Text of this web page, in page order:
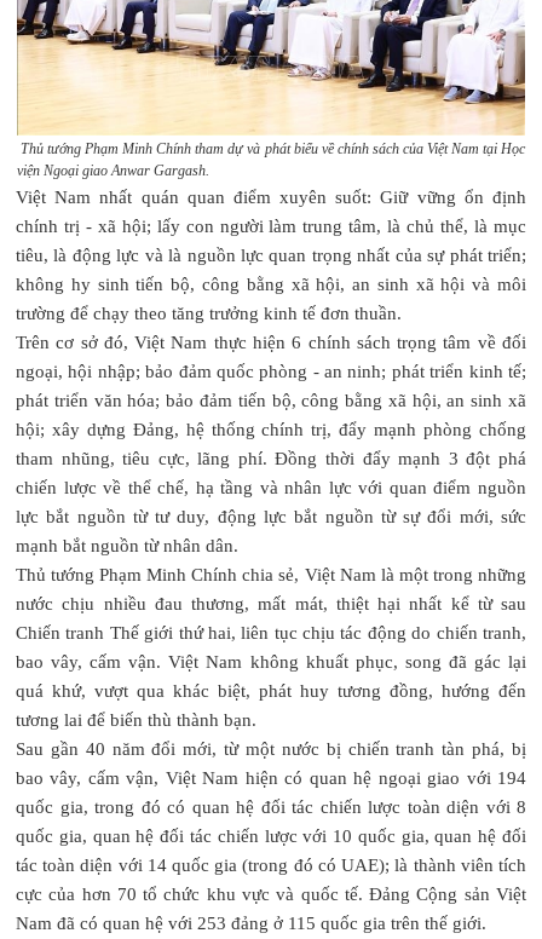
Thủ tướng Phạm Minh Chính tham dự và phát biểu về chính sách của Việt Nam tại Học
viện Ngoại giao Anwar Gargash.
Việt Nam nhất quán quan điểm xuyên suốt: Giữ vững ổn định
chính trị - xã hội; lấy con người làm trung tâm, là chủ thể, là mục
tiêu, là động lực và là nguồn lực quan trọng nhất của sự phát triển;
không hy sinh tiến bộ, công bằng xã hội, an sinh xã hội và môi
trường để chạy theo tăng trưởng kinh tế đơn thuần.
Trên cơ sở đó, Việt Nam thực hiện 6 chính sách trọng tâm về đối
ngoại, hội nhập; bảo đảm quốc phòng - an ninh; phát triển kinh tế;
phát triển văn hóa; bảo đảm tiến bộ, công bằng xã hội, an sinh xã
hội; xây dựng Đảng, hệ thống chính trị, đẩy mạnh phòng chống
tham nhũng, tiêu cực, lãng phí. Đồng thời đẩy mạnh 3 đột phá
chiến lược về thể chế, hạ tầng và nhân lực với quan điểm nguồn
lực bắt nguồn từ tư duy, động lực bắt nguồn từ sự đổi mới, sức
mạnh bắt nguồn từ nhân dân.
Thủ tướng Phạm Minh Chính chia sẻ, Việt Nam là một trong những
nước chịu nhiều đau thương, mất mát, thiệt hại nhất kể từ sau
Chiến tranh Thế giới thứ hai, liên tục chịu tác động do chiến tranh,
bao vây, cấm vận. Việt Nam không khuất phục, song đã gác lại
quá khứ, vượt qua khác biệt, phát huy tương đồng, hướng đến
tương lai để biến thù thành bạn.
Sau gần 40 năm đổi mới, từ một nước bị chiến tranh tàn phá, bị
bao vây, cấm vận, Việt Nam hiện có quan hệ ngoại giao với 194
quốc gia, trong đó có quan hệ đối tác chiến lược toàn diện với 8
quốc gia, quan hệ đối tác chiến lược với 10 quốc gia, quan hệ đối
tác toàn diện với 14 quốc gia (trong đó có UAE); là thành viên tích
cực của hơn 70 tổ chức khu vực và quốc tế. Đảng Cộng sản Việt
Nam đã có quan hệ với 253 đảng ở 115 quốc gia trên thế giới.